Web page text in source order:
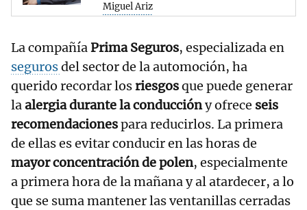
Miguel Ariz
La compañíaPrima Seguros, especializada en
segurosdel sector de la automoción, ha
querido recordar losriesgosque puede generar
laalergia durante la conduccióny ofrece seis
recomendacionespara reducirlos. La primera
de ellas es evitar conducir en las horas de
mayor concentración de polen, especialmente
a primera hora de la mañana y al atardecer, a lo
que se suma mantener las ventanillas cerradas